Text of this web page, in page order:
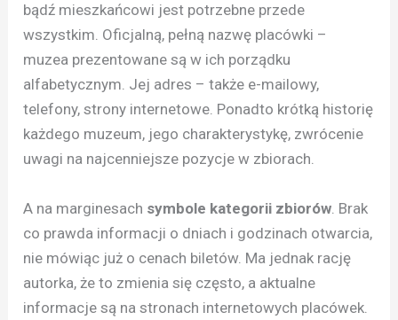
bądź mieszkańcowi jest potrzebne przede
wszystkim. Oficjalną, pełną nazwę placówki –
muzea prezentowane są w ich porządku
alfabetycznym. Jej adres – także e-mailowy,
telefony, strony internetowe. Ponadto krótką historię
każdego muzeum, jego charakterystykę, zwrócenie
uwagi na najcenniejsze pozycje w zbiorach.
A na marginesach symbole kategorii zbiorów. Brak
co prawda informacji o dniach i godzinach otwarcia,
nie mówiąc już o cenach biletów. Ma jednak rację
autorka, że to zmienia się często, a aktualne
informacje są na stronach internetowych placówek.